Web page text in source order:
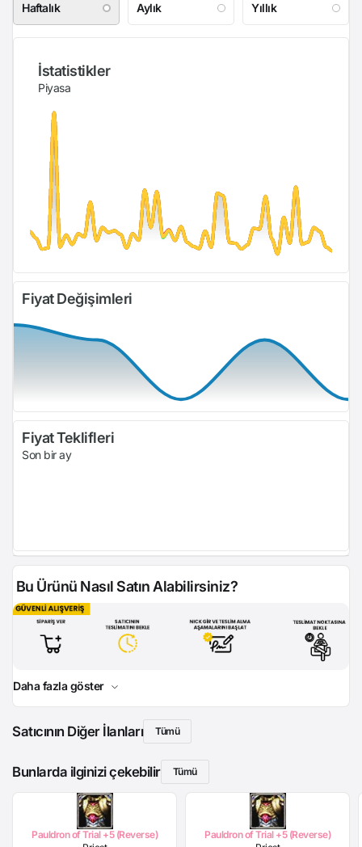
Haftalık Aylık Yıllık
İstatistikler
Piyasa
Fiyat Değişimleri
Fiyat Teklifleri
Son bir ay
Bu Ürünü Nasıl Satın Alabilirsiniz?
Daha fazla göster
Satıcının Diğer İlanları Tümü
Bunlarda ilginizi çekebilir Tümü
Pauldron of Trial +5 (Reverse)
Pauldron of Trial +5 (Reverse)